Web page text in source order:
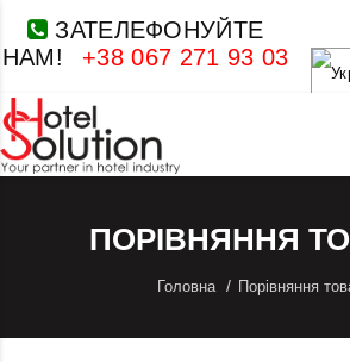
ЗАТЕЛЕФОНУЙТЕ
НАМ!
+38 067 271 93 03
ПОРІВНЯННЯ
Головна Порівняння